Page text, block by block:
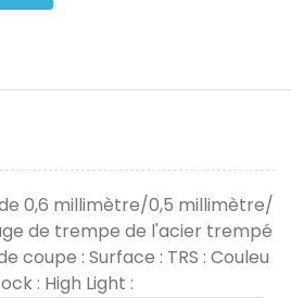
0,6 millimètre/0,5 millimètre/
de trempe de l'acier trempé
coupe : Surface : TRS : Couleu
: High Light :